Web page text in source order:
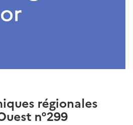
régionales
n°299